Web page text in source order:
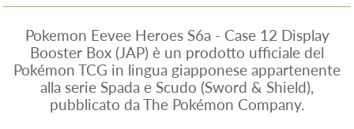
Pokemon Eevee Heroes S6a - Case 12 Display
Booster Box (JAP) è un prodotto ufficiale del
Pokémon TCG in lingua giapponese appartenente
alla serie Spada e Scudo (Sword & Shield),
pubblicato da The Pokémon Company.